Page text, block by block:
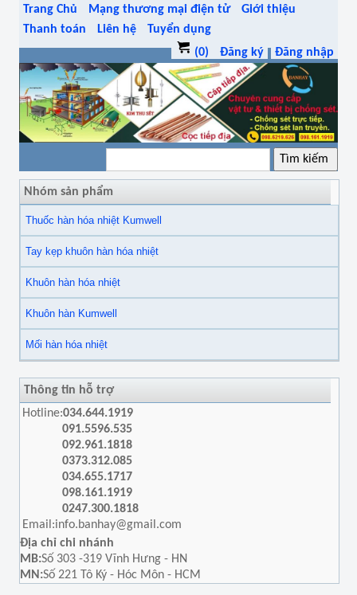
Trang Chủ Mạng thương mại điện tử
Giới thiệu
Thanh toán
Liên hệ
Tuyển dụng
(0)
Đăng ký Đăng nhập
Nhóm sản phẩm
Thuốc hàn hóa nhiệt Kumwell
Tay kẹp khuôn hàn hóa nhiệt
Khuôn hàn hóa nhiệt
Khuôn hàn Kumwell
Mối hàn hóa nhiệt
Thông tin hỗ trợ
Hotline:034.644.1919
091.5596.535
092.961.1818
0373.312.085
034.655.1717
098.161.1919
0247.300.1818
Email:info.banhay@gmail.com
Địa chỉ chi nhánh
MB:Số 303 -319 Vĩnh Hưng - HN
MN:Số 221 Tô Ký - Hóc Môn - HCM